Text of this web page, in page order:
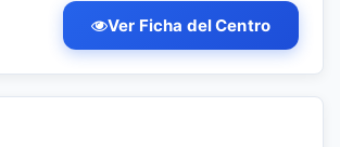
Ver Ficha del Centro